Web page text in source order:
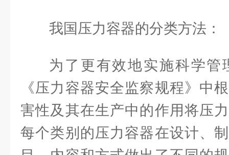
我国压力容器的分类方法：
为了更有效地实施科学管
《压力容器安全监察规程》中
害性及其在生产中的作用将压
每个类别的压力容器在设计、